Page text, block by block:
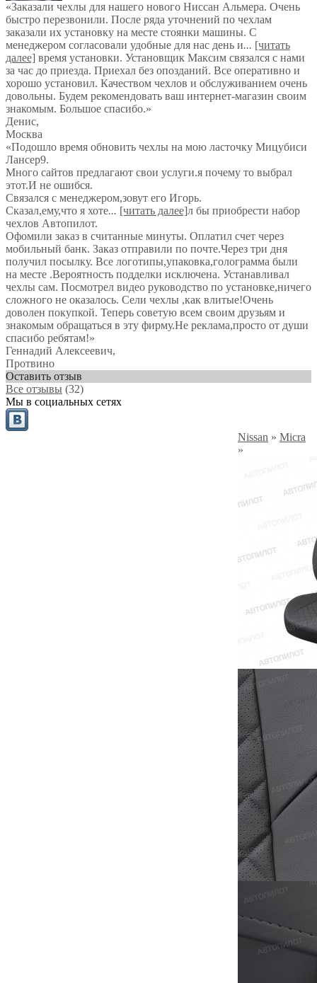
«Заказали чехлы для нашего нового Ниссан Альмера. Очень
быстро перезвонили. После ряда уточнений по чехлам
заказали их установку на месте стоянки машины. С
менеджером согласовали удобные для нас день и... [читать
далее] время установки. Установщик Максим связался с нами
за час до приезда. Приехал без опозданий. Все оперативно и
хорошо установил. Качеством чехлов и обслуживанием очень
довольны. Будем рекомендовать ваш интернет-магазин своим
знакомым. Большое спасибо.»
Денис,
Москва
«Подошло время обновить чехлы на мою ласточку Мицубиси
Лансер9.
Много сайтов предлагают свои услуги.я почему то выбрал
этот.И не ошибся.
Связался с менеджером,зовут его Игорь.
Сказал,ему,что я хоте... [читать далее]л бы приобрести набор
чехлов Автопилот.
Офомили заказ в считанные минуты. Оплатил счет через
мобильный банк. Заказ отправили по почте.Через три дня
получил посылку. Все логотипы,упаковка,голограмма были
на месте .Вероятность подделки исключена. Устанавливал
чехлы сам. Посмотрел видео руководство по установке,ничего
сложного не оказалось. Сели чехлы ,как влитые!Очень
доволен покупкой. Теперь советую всем своим друзьям и
знакомым обращаться в эту фирму.Не реклама,просто от души
спасибо ребятам!»
Геннадий Алексеевич,
Протвино
Оставить отзыв
Все отзывы (32)
Мы в социальных сетях
Nissan » Micra
»